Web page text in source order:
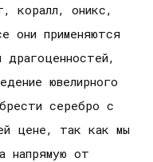
коралл, оникс,
они применяются
ювелирного
серебро с
цене, так как мы
напрямую от